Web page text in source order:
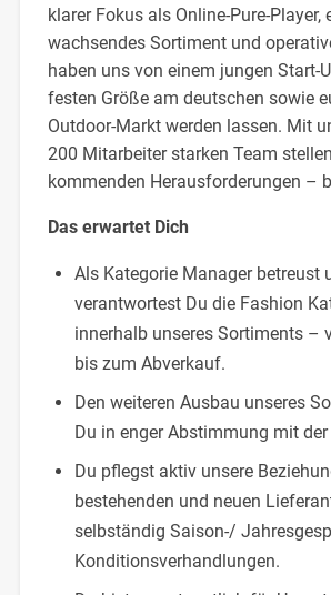
klarer Fokus als Online-Pure-Player,
wachsendes Sortiment und
haben uns von einem jungen Start-
festen Größe am deutschen sowie
Outdoor-Markt werden lassen. Mit
200 Mitarbeiter starken Team
kommenden Herausforderungen –
Das erwartet Dich
Als Kategorie Manager betreust
verantwortest Du die Fashion
innerhalb unseres Sortiments –
bis zum Abverkauf.
Den weiteren Ausbau unseres
Du in enger Abstimmung mit
Du pflegst aktiv unsere
bestehenden und neuen
selbständig Saison-/
Konditionsverhandlungen.